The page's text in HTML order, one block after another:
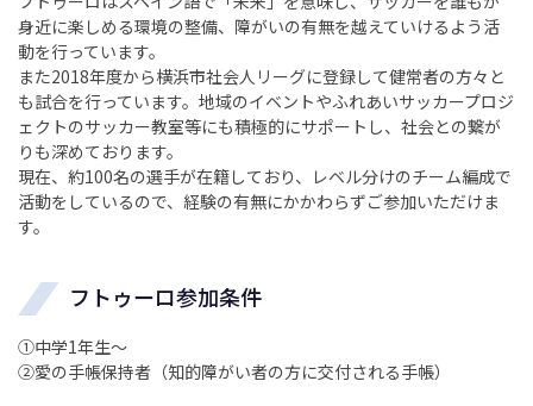
身近に楽しめる環境の整備、障がいの有無を越えていけるよう活
動を行っています。
また2018年度から横浜市社会人リーグに登録して健常者の方々と
も試合を行っています。地域のイベントやふれあいサッカープロジ
ェクトのサッカー教室等にも積極的にサポートし、社会との繋が
りも深めております。
現在、約100名の選手が在籍しており、レベル分けのチーム編成で
活動をしているので、経験の有無にかかわらずご参加いただけま
す。
フトゥーロ参加条件
①中学1年生～
②愛の手帳保持者（知的障がい者の方に交付される手帳）